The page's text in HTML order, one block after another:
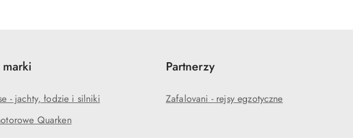
- jachty, łodzie i silniki
Quarken
Partnerzy
Zafalovani - rejsy egzotyczne